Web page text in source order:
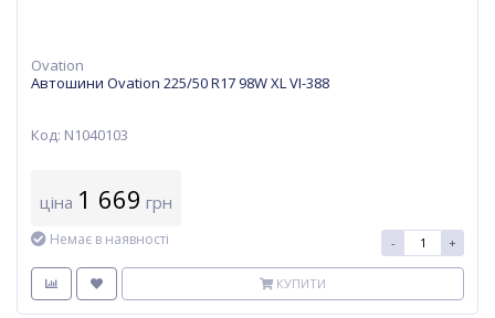
Ovation
Автошини Ovation 225/50 R17 98W XL VI-388
Код: N1040103
ціна 1 669 грн
Немає в наявності - +
КУПИТИ